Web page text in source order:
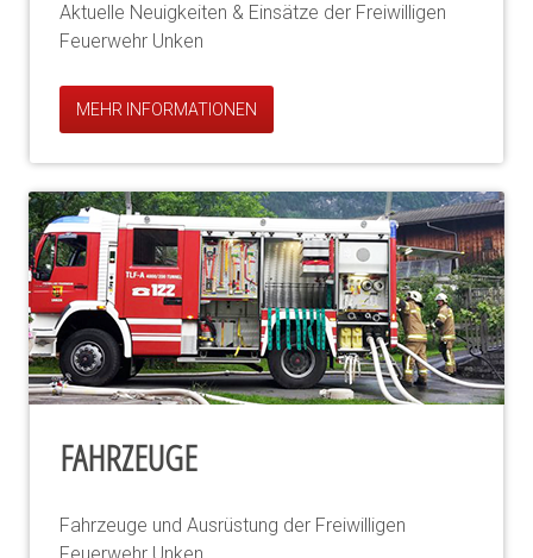
Aktuelle Neuigkeiten & Einsätze der Freiwilligen
Feuerwehr Unken
MEHR INFORMATIONEN
FAHRZEUGE
Fahrzeuge und Ausrüstung der Freiwilligen